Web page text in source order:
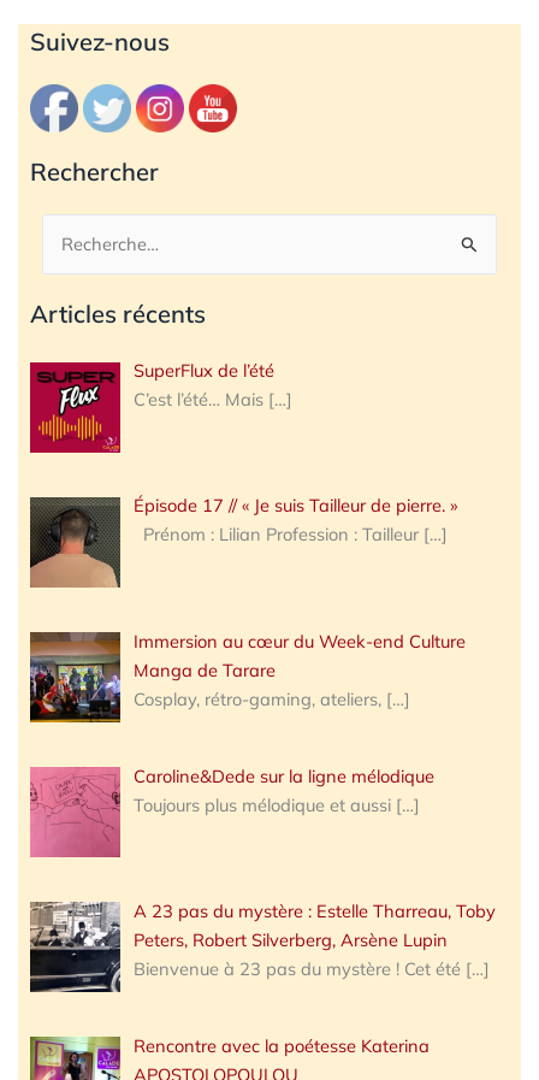
Suivez-nous
Rechercher
Rechercher :
Articles récents
SuperFlux de l’été
C’est l’été… Mais […]
Épisode 17 // « Je suis Tailleur de pierre. »
Prénom : Lilian Profession : Tailleur […]
Immersion au cœur du Week-end Culture
Manga de Tarare
Cosplay, rétro-gaming, ateliers, […]
Caroline&Dede sur la ligne mélodique
Toujours plus mélodique et aussi […]
A 23 pas du mystère : Estelle Tharreau, Toby
Peters, Robert Silverberg, Arsène Lupin
Bienvenue à 23 pas du mystère ! Cet été […]
Rencontre avec la poétesse Katerina
APOSTOLOPOULOU
Archives